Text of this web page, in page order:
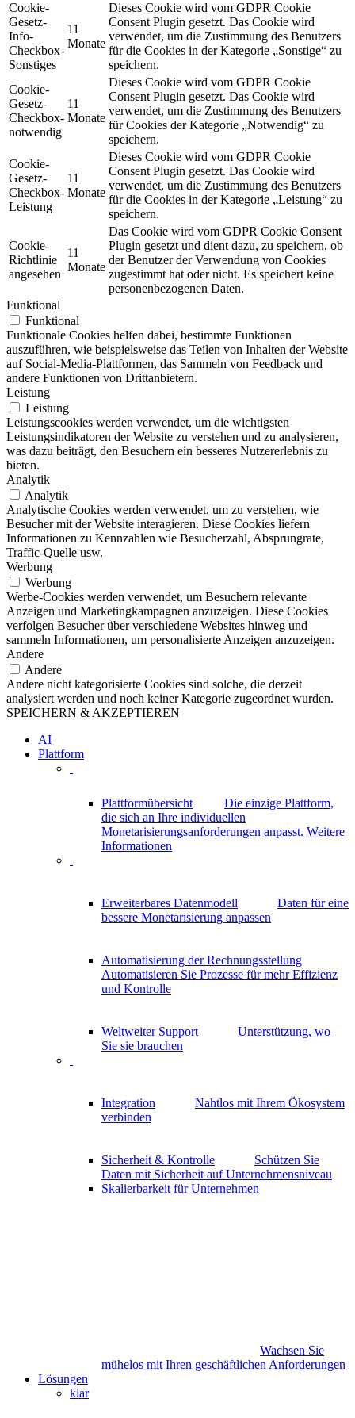
Cookie-
Gesetz-
Info-
Checkbox-
Sonstiges
11
Monate
Dieses Cookie wird vom GDPR Cookie
Consent Plugin gesetzt. Das Cookie wird
verwendet, um die Zustimmung des Benutzers
für die Cookies in der Kategorie „Sonstige“ zu
speichern.
Cookie-
Gesetz-
Checkbox-
notwendig
11
Monate
Dieses Cookie wird vom GDPR Cookie
Consent Plugin gesetzt. Das Cookie wird
verwendet, um die Zustimmung des Benutzers
für Cookies der Kategorie „Notwendig“ zu
speichern.
Cookie-
Gesetz-
Checkbox-
Leistung
11
Monate
Dieses Cookie wird vom GDPR Cookie
Consent Plugin gesetzt. Das Cookie wird
verwendet, um die Zustimmung des Benutzers
für die Cookies in der Kategorie „Leistung“ zu
speichern.
Cookie-
Richtlinie
angesehen
11
Monate
Das Cookie wird vom GDPR Cookie Consent
Plugin gesetzt und dient dazu, zu speichern, ob
der Benutzer der Verwendung von Cookies
zugestimmt hat oder nicht. Es speichert keine
personenbezogenen Daten.
Funktional
Funktional
Funktionale Cookies helfen dabei, bestimmte Funktionen
auszuführen, wie beispielsweise das Teilen von Inhalten der Website
auf Social-Media-Plattformen, das Sammeln von Feedback und
andere Funktionen von Drittanbietern.
Leistung
Leistung
Leistungscookies werden verwendet, um die wichtigsten
Leistungsindikatoren der Website zu verstehen und zu analysieren,
was dazu beiträgt, den Besuchern ein besseres Nutzererlebnis zu
bieten.
Analytik
Analytik
Analytische Cookies werden verwendet, um zu verstehen, wie
Besucher mit der Website interagieren. Diese Cookies liefern
Informationen zu Kennzahlen wie Besucherzahl, Absprungrate,
Traffic-Quelle usw.
Werbung
Werbung
Werbe-Cookies werden verwendet, um Besuchern relevante
Anzeigen und Marketingkampagnen anzuzeigen. Diese Cookies
verfolgen Besucher über verschiedene Websites hinweg und
sammeln Informationen, um personalisierte Anzeigen anzuzeigen.
Andere
Andere
Andere nicht kategorisierte Cookies sind solche, die derzeit
analysiert werden und noch keiner Kategorie zugeordnet wurden.
SPEICHERN & AKZEPTIEREN
AI
Plattform
Plattformübersicht
Die einzige Plattform,
die sich an Ihre individuellen
Monetarisierungsanforderungen anpasst. Weitere
Informationen
Erweiterbares Datenmodell
Daten für eine
bessere Monetarisierung anpassen
Automatisierung der Rechnungsstellung
Automatisieren Sie Prozesse für mehr Effizienz
und Kontrolle
Weltweiter Support
Unterstützung, wo
Sie sie brauchen
Integration
Nahtlos mit Ihrem Ökosystem
verbinden
Sicherheit & Kontrolle
Schützen Sie
Daten mit Sicherheit auf Unternehmensniveau
Skalierbarkeit für Unternehmen
Wachsen Sie
mühelos mit Ihren geschäftlichen Anforderungen
Lösungen
klar